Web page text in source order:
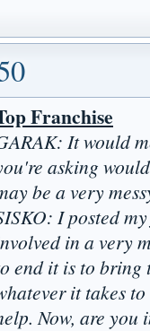
Franchise
It would
asking
be a very
I posted
in a very
end it is to bring
it takes
Now, are you